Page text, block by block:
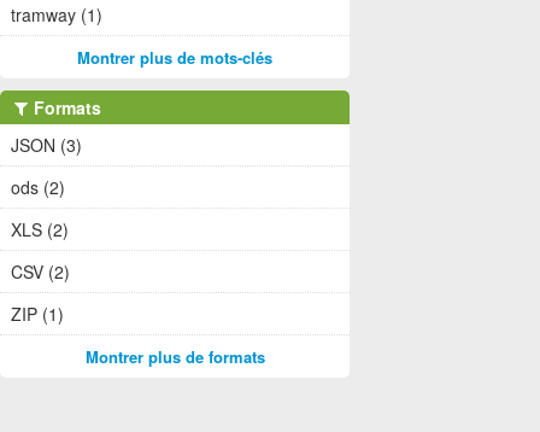
tramway (1)
Montrer plus de mots-clés
Formats
JSON (3)
ods (2)
XLS (2)
CSV (2)
ZIP (1)
Montrer plus de formats